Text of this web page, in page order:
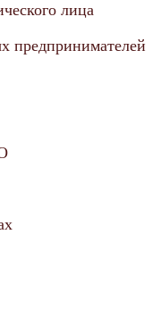
лица
предпринимателей